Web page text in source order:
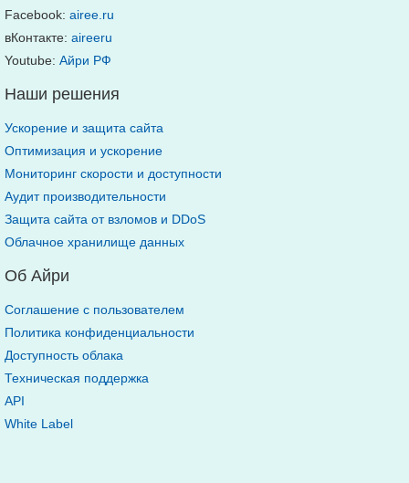
Facebook: airee.ru
вКонтакте: aireeru
Youtube: Айри РФ
Наши решения
Ускорение и защита сайта
Оптимизация и ускорение
Мониторинг скорости и доступности
Аудит производительности
Защита сайта от взломов и DDoS
Облачное хранилище данных
Об Айри
Соглашение с пользователем
Политика конфиденциальности
Доступность облака
Техническая поддержка
API
White Label